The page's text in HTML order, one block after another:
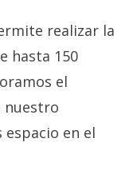
realizar la
hasta 150
el
nuestro
en el